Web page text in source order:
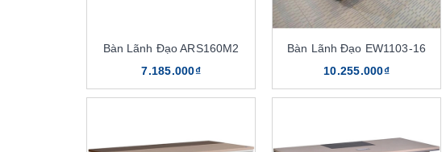
Bàn Lãnh Đạo ARS160M2
7.185.000₫
Bàn Lãnh Đạo EW1103-16
10.255.000₫